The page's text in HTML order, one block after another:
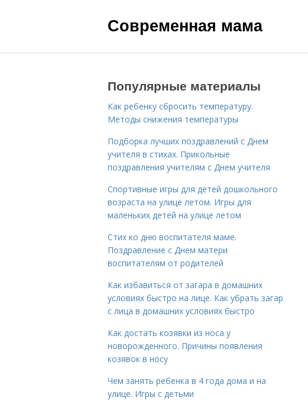
Современная мама
Популярные материалы
Как ребенку сбросить температуру.
Методы снижения температуры
Подборка лучших поздравлений с Днем
учителя в стихах. Прикольные
поздравления учителям с Днем учителя
Спортивные игры для детей дошкольного
возраста на улице летом. Игры для
маленьких детей на улице летом
Стих ко дню воспитателя маме.
Поздравление с Днем матери
воспитателям от родителей
Как избавиться от загара в домашних
условиях быстро на лице. Как убрать загар
с лица в домашних условиях быстро
Как достать козявки из носа у
новорожденного. Причины появления
козявок в носу
Чем занять ребенка в 4 года дома и на
улице. Игры с детьми